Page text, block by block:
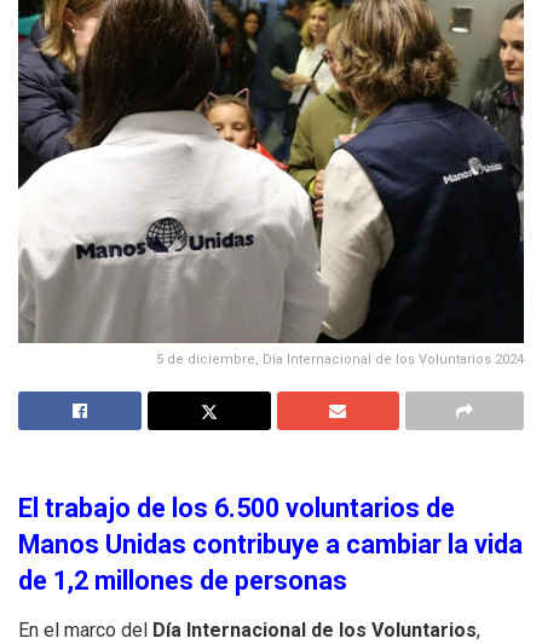
5 de diciembre, Día Internacional de los Voluntarios 2024
El trabajo de los 6.500 voluntarios de
Manos Unidas contribuye a cambiar la vida
de 1,2 millones de personas
En el marco del Día Internacional de los Voluntarios,